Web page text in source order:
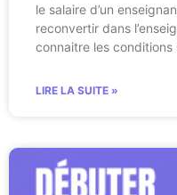
le salaire d’un
reconvertir dans
connaitre les conditions
LIRE LA SUITE »